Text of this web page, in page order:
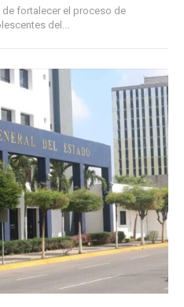
de fortalecer el proceso de
del...